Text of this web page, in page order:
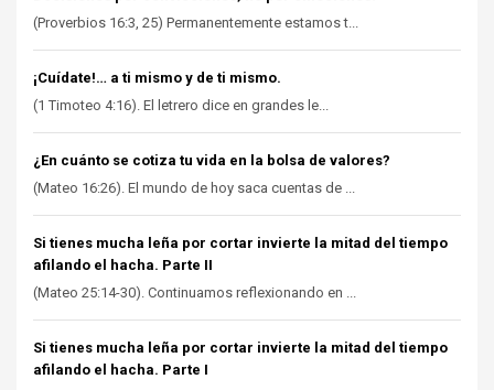
(Proverbios 16:3, 25) Permanentemente estamos t...
¡Cuídate!… a ti mismo y de ti mismo.
(1 Timoteo 4:16). El letrero dice en grandes le...
¿En cuánto se cotiza tu vida en la bolsa de valores?
(Mateo 16:26). El mundo de hoy saca cuentas de ...
Si tienes mucha leña por cortar invierte la mitad del tiempo
afilando el hacha. Parte II
(Mateo 25:14-30). Continuamos reflexionando en ...
Si tienes mucha leña por cortar invierte la mitad del tiempo
afilando el hacha. Parte I